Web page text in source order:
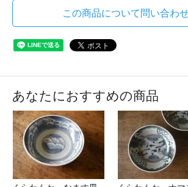
この商品について問い合わ
あなたにおすすめの商品